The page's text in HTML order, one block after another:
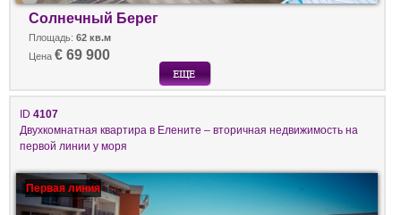
Солнечный Берег
Площадь: 62 кв.м
Цена € 69 900
ID 4107
Двухкомнатная квартира в Елените – вторичная недвижимость на
первой линии у моря
Первая линия